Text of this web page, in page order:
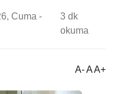
Cuma -
3 dk
okuma
A- A A+